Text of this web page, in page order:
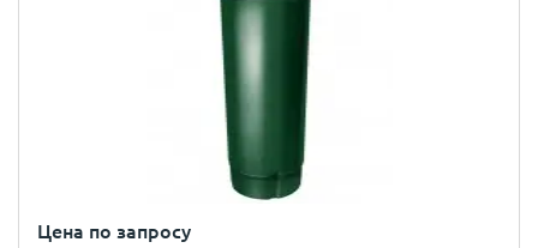
Цена по запросу